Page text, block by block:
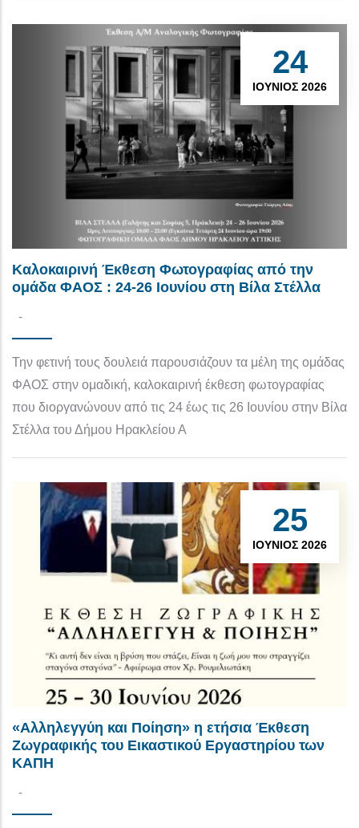
24
ΙΟΎΝΙΟΣ 2026
Καλοκαιρινή Έκθεση Φωτογραφίας από την
ομάδα ΦΑΟΣ : 24-26 Ιουνίου στη Βίλα Στέλλα
-
Την φετινή τους δουλειά παρουσιάζουν τα μέλη της ομάδας
ΦΑΟΣ στην ομαδική, καλοκαιρινή έκθεση φωτογραφίας
που διοργανώνουν από τις 24 έως τις 26 Ιουνίου στην Βίλα
Στέλλα του Δήμου Ηρακλείου Α
25
ΙΟΎΝΙΟΣ 2026
«Αλληλεγγύη και Ποίηση» η ετήσια Έκθεση
Ζωγραφικής του Εικαστικού Εργαστηρίου των
ΚΑΠΗ
-